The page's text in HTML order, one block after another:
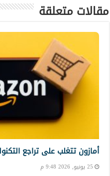
مقالات متعلقة
أمازون تتغلب على تراجع
25 يونيو, 2026 9:48 م